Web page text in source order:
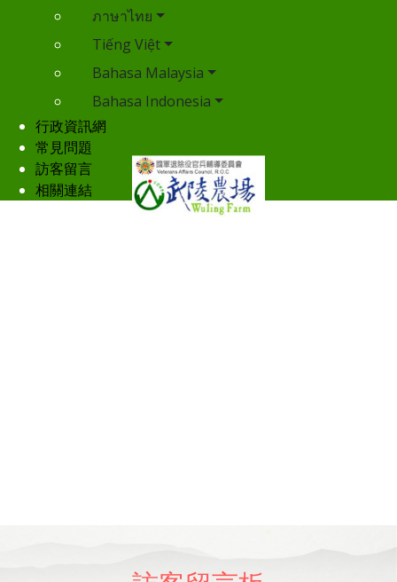
ภาษาไทย
Tiếng Việt
Bahasa Malaysia
Bahasa Indonesia
行政資訊網
常見問題
訪客留言
相關連結